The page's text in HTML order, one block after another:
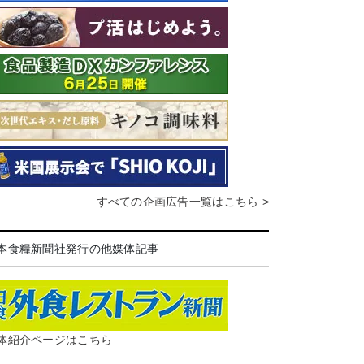
すべての企画広告一覧はこちら >
食糧新聞社発行の他媒体記事
紹介ページはこちら